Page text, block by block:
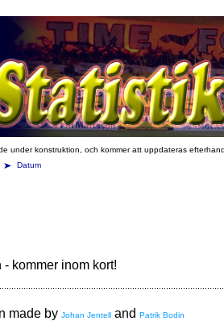
under konstruktion, och kommer att uppdateras
Datum
kommer inom kort!
made by Johan Jentell and Patrik Bodin